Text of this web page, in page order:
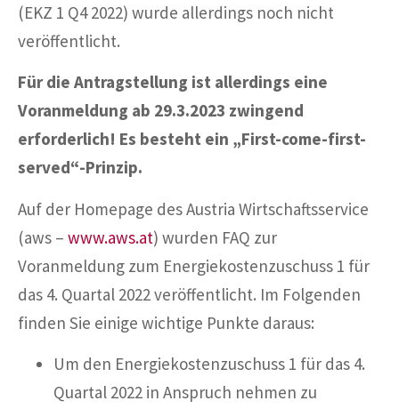
(EKZ 1 Q4 2022) wurde allerdings noch nicht
veröffentlicht.
Für die Antragstellung ist allerdings eine
Voranmeldung ab 29.3.2023 zwingend
erforderlich! Es besteht ein „First-come-first-
served“-Prinzip.
Auf der Homepage des Austria Wirtschaftsservice
(aws – www.aws.at) wurden FAQ zur
Voranmeldung zum Energiekostenzuschuss 1 für
das 4. Quartal 2022 veröffentlicht. Im Folgenden
finden Sie einige wichtige Punkte daraus:
Um den Energiekostenzuschuss 1 für das 4.
Quartal 2022 in Anspruch nehmen zu